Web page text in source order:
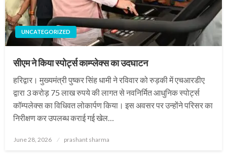
UNCATEGORIZED
सीएम ने किया स्पोर्ट्स काम्प्लेक्स का उदघाटन
हरिद्वार। मुख्यमंत्री पुष्कर सिंह धामी ने रविवार को रुड़की में एचआरडीए
द्वारा 3 करोड़ 75 लाख रुपये की लागत से नवनिर्मित आधुनिक स्पोर्ट्स
कॉम्पलेक्स का विधिवत लोकार्पण किया। इस अवसर पर उन्होंने परिसर का
निरीक्षण कर उपलब्ध कराई गई खेल…
Posted
June 28, 2026 prashant sharma